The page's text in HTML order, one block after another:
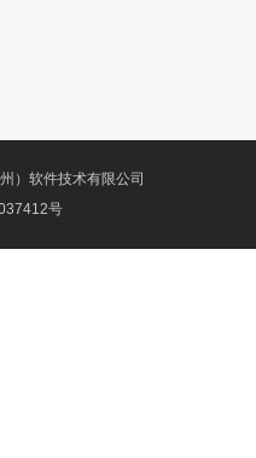
）软件技术有限公司
号